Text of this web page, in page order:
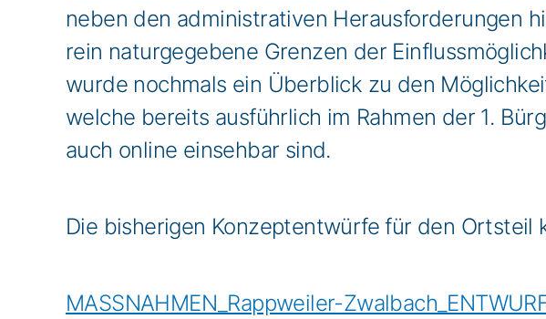
neben den administrativen Herausforderungen
rein naturgegebene Grenzen der
wurde nochmals ein Überblick zu den
welche bereits ausführlich im Rahmen der 1.
auch online einsehbar sind.
Die bisherigen Konzeptentwürfe für den
MASSNAHMEN_Rappweiler-